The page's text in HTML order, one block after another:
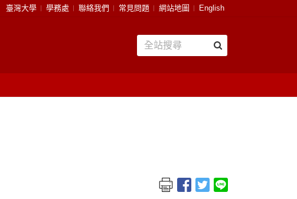
臺灣大學 學務處 聯絡我們 常見問題 網站地圖 English